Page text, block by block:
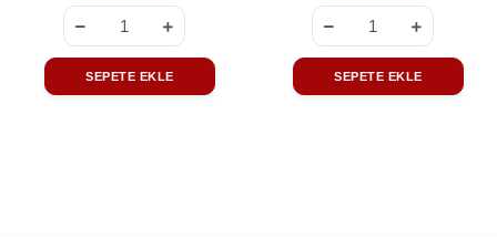
SEPETE EKLE SEPETE EKLE